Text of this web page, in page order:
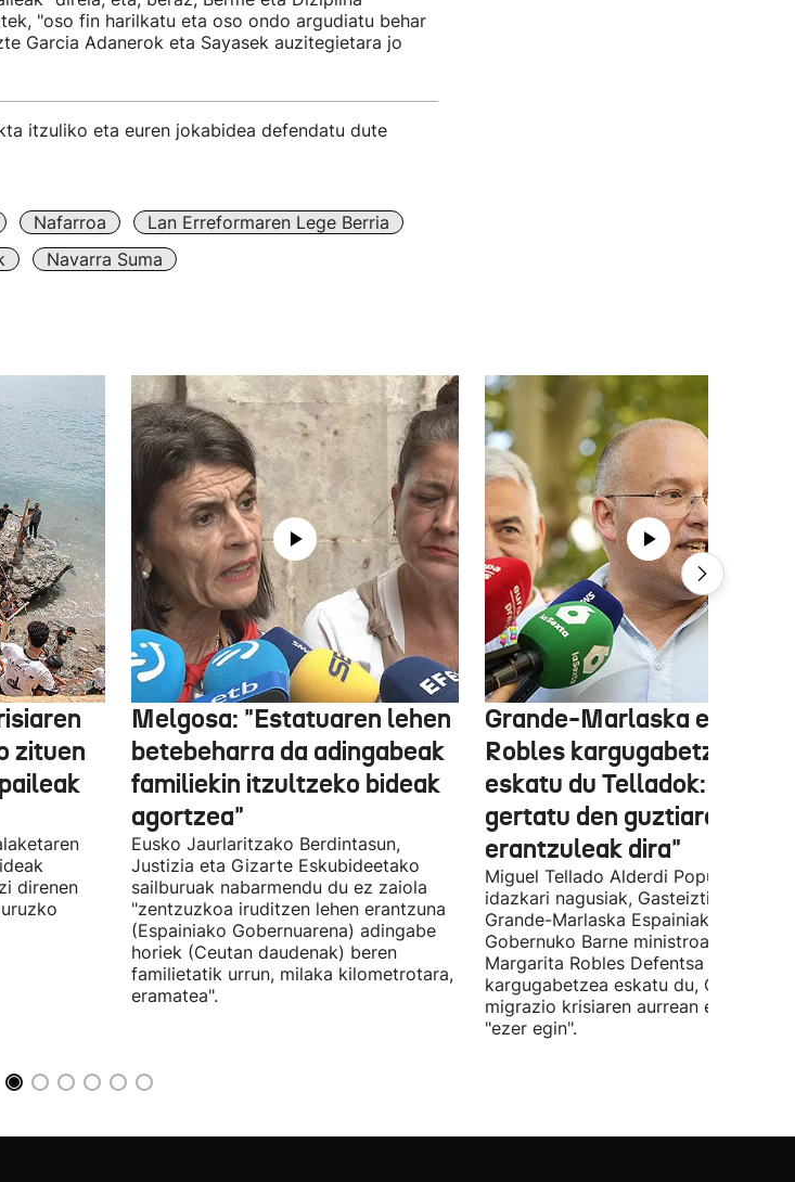
"oso fin harilkatu eta oso ondo argudiatu behar
Garcia Adanerok eta Sayasek auzitegietara jo
itzuliko eta euren jokabidea defendatu dute
Nafarroa
Lan Erreformaren Lege Berria
Navarra Suma
zituen
direnen
Melgosa: "Estatuaren lehen
betebeharra da adingabeak
familiekin itzultzeko bideak
agortzea"
Eusko Jaurlaritzako Berdintasun,
Justizia eta Gizarte Eskubideetako
sailburuak nabarmendu du ez zaiola
"zentzuzkoa iruditzen lehen erantzuna
(Espainiako Gobernuarena) adingabe
horiek (Ceutan daudenak) beren
familietatik urrun, milaka kilometrotara,
eramatea".
Grande-Marlaska eta
Robles kargugabetzea
eskatu du Telladok:
gertatu den guztiaren
erantzuleak dira"
Miguel Tellado Alderdi Popularraren
idazkari nagusiak, Gasteiztik,
Grande-Marlaska Espainiako
Gobernuko Barne ministroa eta
Margarita Robles Defentsa ministroa
kargugabetzea eskatu du, Ceutako
migrazio krisiaren aurrean ez
"ezer egin".